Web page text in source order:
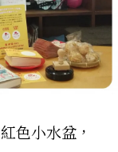
色小水盆，